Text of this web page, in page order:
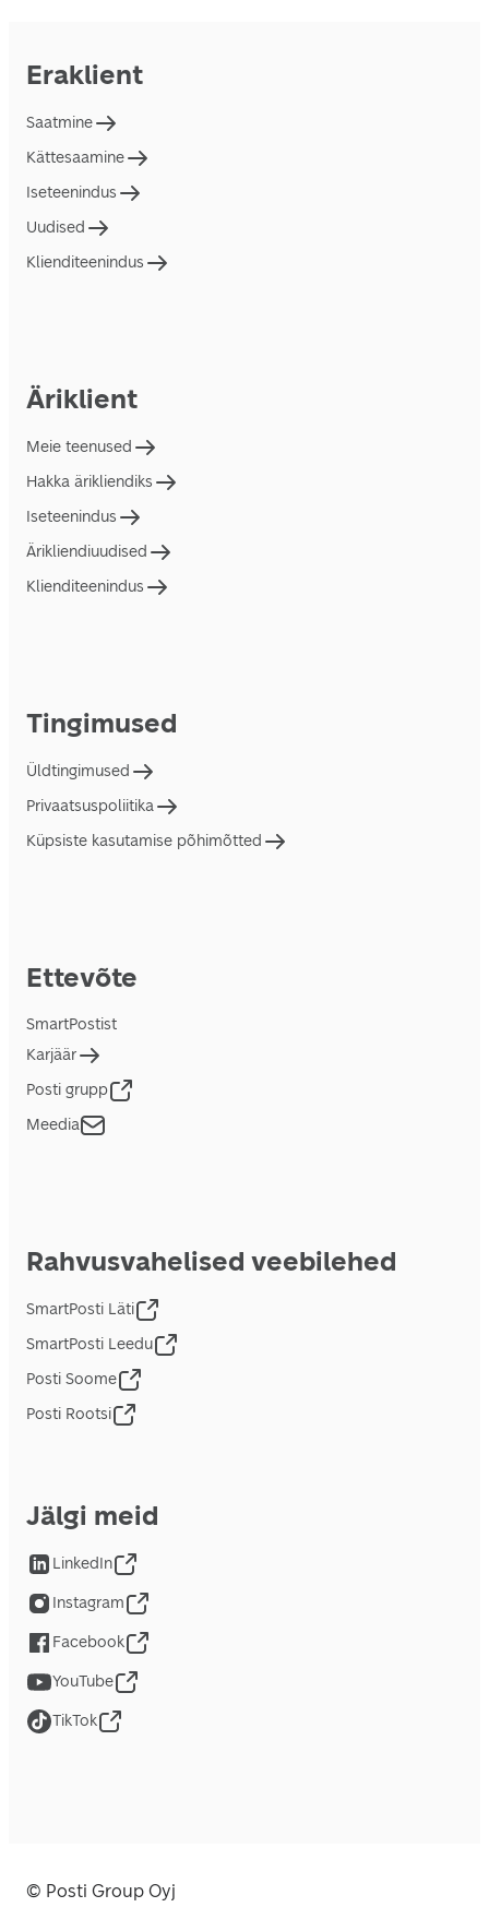
Eraklient
Saatmine
Kättesaamine
Iseteenindus
Uudised
Klienditeenindus
Äriklient
Meie teenused
Hakka ärikliendiks
Iseteenindus
Ärikliendiuudised
Klienditeenindus
Tingimused
Üldtingimused
Privaatsuspoliitika
Küpsiste kasutamise põhimõtted
Ettevõte
SmartPostist
Karjäär
Posti grupp
Meedia
Rahvusvahelised veebilehed
SmartPosti Läti
SmartPosti Leedu
Posti Soome
Posti Rootsi
Jälgi meid
LinkedIn
Instagram
Facebook
YouTube
TikTok
© Posti Group Oyj